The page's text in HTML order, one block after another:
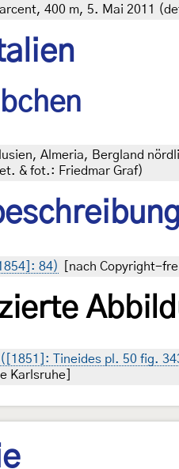
400 m, 5. Mai 2011
Almeria, Bergland
& fot.: Friedmar Graf)
84) [nach Copyright-
Tineides pl. 50 fig.
Karlsruhe]